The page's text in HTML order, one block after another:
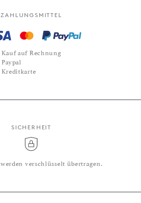
ZAHLUNGSMITTEL
Kauf auf Rechnung
Paypal
Kreditkarte
SICHERHEIT
verschlüsselt übertragen.